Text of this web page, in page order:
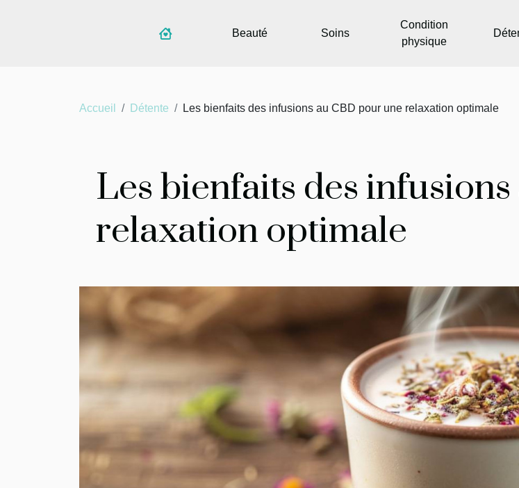
Beauté Soins
Condition
physique
Accueil Détente Les bienfaits des infusions au CBD pour une relaxation optimale
Les bienfaits des
relaxation optimale